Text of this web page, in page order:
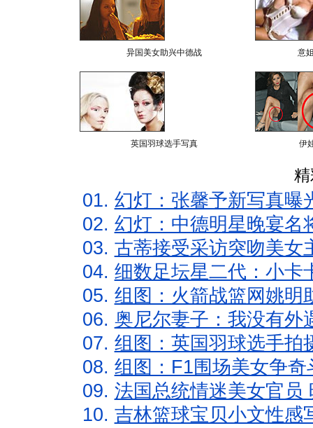
异国美女助兴中德战 意
英国羽球选手写真 伊
01. 幻灯：张馨予新写真曝
02. 幻灯：中德明星晚宴名
03. 古蒂接受采访突吻美女
04. 细数足坛星二代：小卡
05. 组图：火箭战篮网姚明
06. 奥尼尔妻子：我没有外
07. 组图：英国羽球选手拍
08. 组图：F1围场美女争
09. 法国总统情迷美女官员
10. 吉林篮球宝贝小文性感